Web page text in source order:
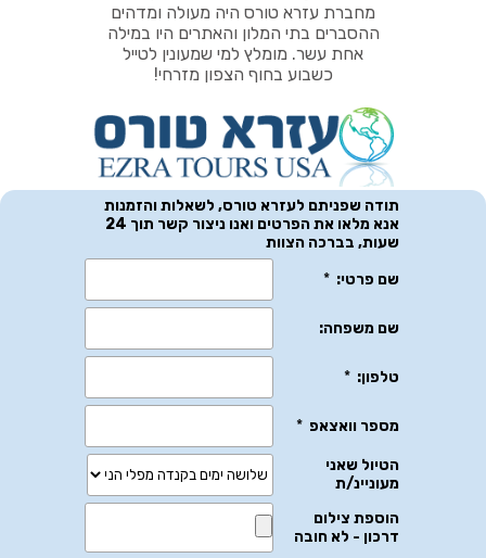
מחברת עזרא טורס היה מעולה ומדהים
ההסברים בתי המלון והאתרים היו במילה
אחת עשר. מומלץ למי שמעונין לטייל
כשבוע בחוף הצפון מזרחי!